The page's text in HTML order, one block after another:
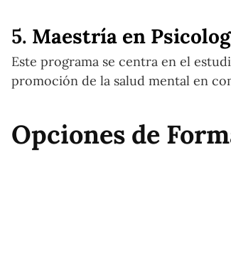
5. Maestría en
Este programa se centra en el
promoción de la salud mental en
Opciones de